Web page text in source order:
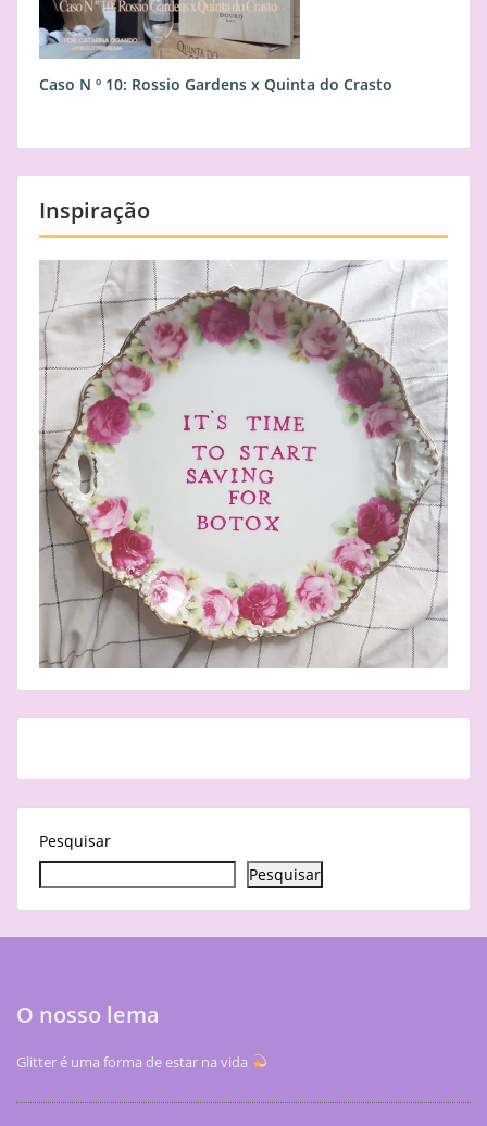
Caso N º 10: Rossio Gardens x Quinta do Crasto
Inspiração
Pesquisar
Pesquisar
O nosso lema
Glitter é uma forma de estar na vida